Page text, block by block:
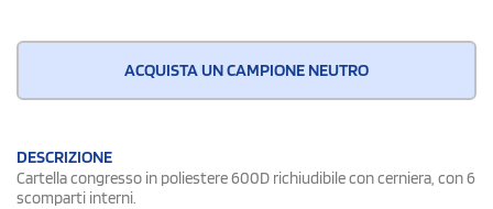
ACQUISTA UN CAMPIONE NEUTRO
DESCRIZIONE
Cartella congresso in poliestere 600D richiudibile con cerniera, con 6
scomparti interni.